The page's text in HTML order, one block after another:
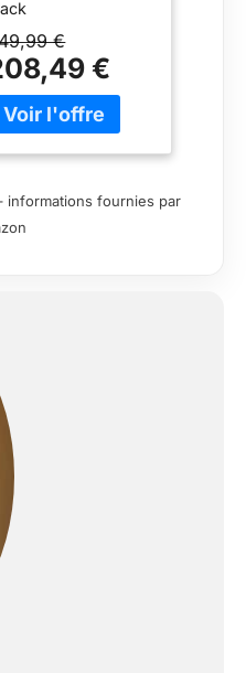
One
19 Bars +
de
Compact,
Lungo
Recettes
€
€
informations fournies par